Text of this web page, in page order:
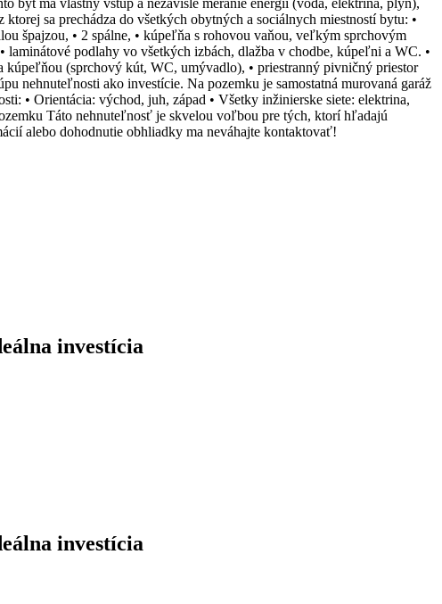
byt má vlastný vstup a nezávislé meranie energií (voda, elektrina, plyn),
sa prechádza do všetkých obytných a sociálnych miestností bytu: •
špajzou, • 2 spálne, • kúpeľňa s rohovou vaňou, veľkým sprchovým
podlahy vo všetkých izbách, dlažba v chodbe, kúpeľni a WC. •
(sprchový kút, WC, umývadlo), • priestranný pivničný priestor
nehnuteľnosti ako investície. Na pozemku je samostatná murovaná garáž
• Orientácia: východ, juh, západ • Všetky inžinierske siete: elektrina,
Táto nehnuteľnosť je skvelou voľbou pre tých, ktorí hľadajú
alebo dohodnutie obhliadky ma neváhajte kontaktovať!
investícia
investícia